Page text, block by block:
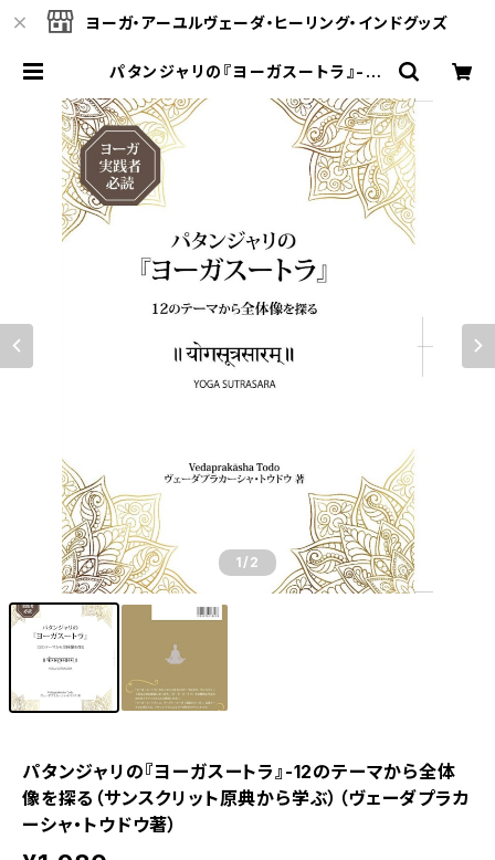
ヨーガ・アーユルヴェーダ・ヒーリング・インドグッズ
パタンジャリの『ヨーガスートラ』-12
リット原典から学ぶ）（ヴェーダプラカ
ーシャ・トウドウ著） | ヴェーダオンラ
1 /2
パタンジャリの『ヨーガスートラ』-12のテーマから全体
像を探る（サンスクリット原典から学ぶ）（ヴェーダプラカ
ーシャ・トウドウ著）